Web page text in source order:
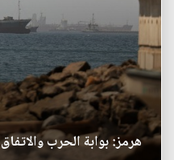
هرمز: بوابة الحرب والاتفاق